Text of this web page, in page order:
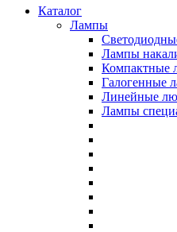
Каталог
Лампы
Лампы
Компактные
Галогенные
Линейные
Лампы